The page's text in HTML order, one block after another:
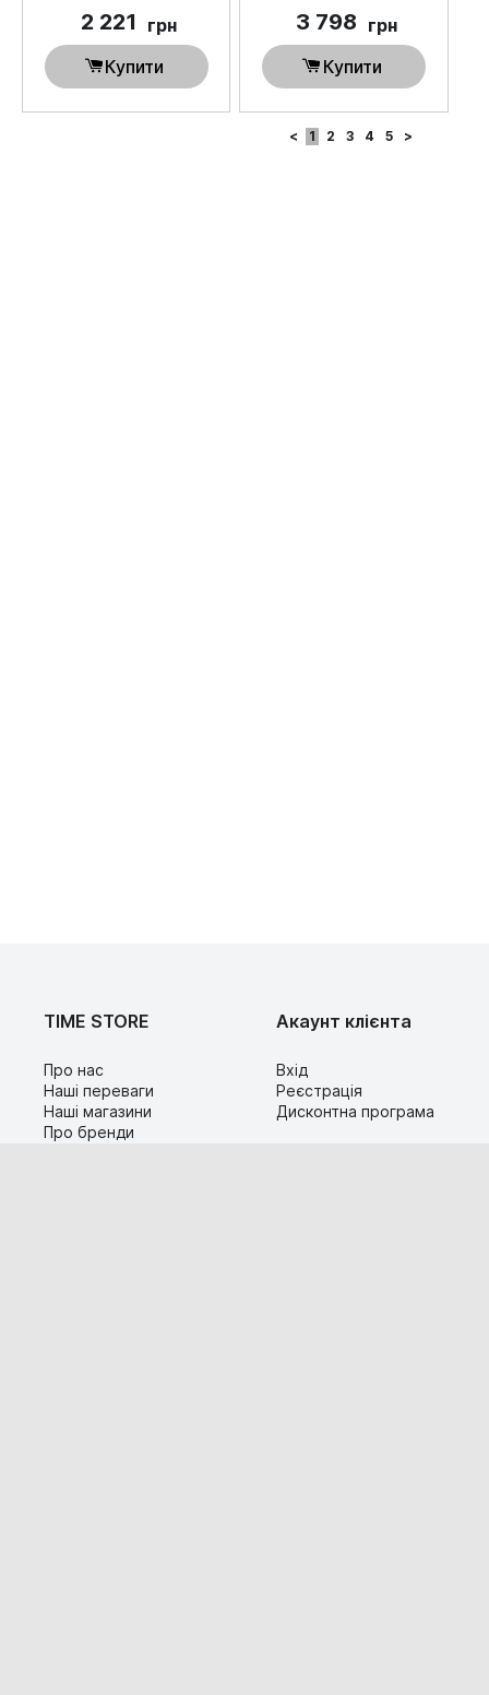
2 221
грн
Купити
3 798 грн
Купити
< 1 2 3 4 5 >
TIME STORE
Про нас
Наші переваги
Наші магазини
Про бренди
Акаунт клієнта
Вхід
Реєстрація
Дисконтна програма